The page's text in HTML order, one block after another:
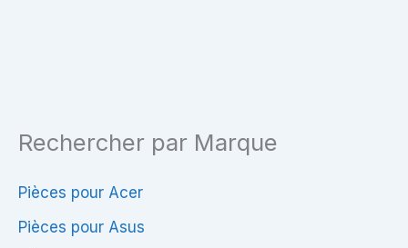
Rechercher par Marque
Pièces pour Acer
Pièces pour Asus